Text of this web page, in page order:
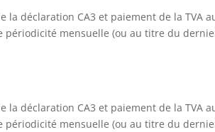
la déclaration CA3 et paiement de la TVA
périodicité mensuelle (ou au titre du
la déclaration CA3 et paiement de la TVA
périodicité mensuelle (ou au titre du